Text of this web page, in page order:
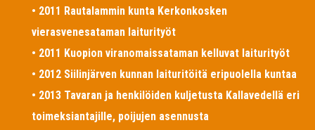
• 2011 Rautalammin kunta Kerkonkosken
vierasvenesataman laiturityöt
• 2011 Kuopion viranomaissataman kelluvat laiturityöt
• 2012 Siilinjärven kunnan laituritöitä eripuolella kuntaa
• 2013 Tavaran ja henkilöiden kuljetusta Kallavedellä eri
toimeksiantajille, poijujen asennusta